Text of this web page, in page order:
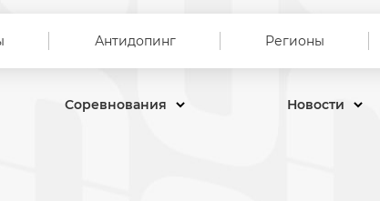
Антидопинг Регионы
Соревнования Новости